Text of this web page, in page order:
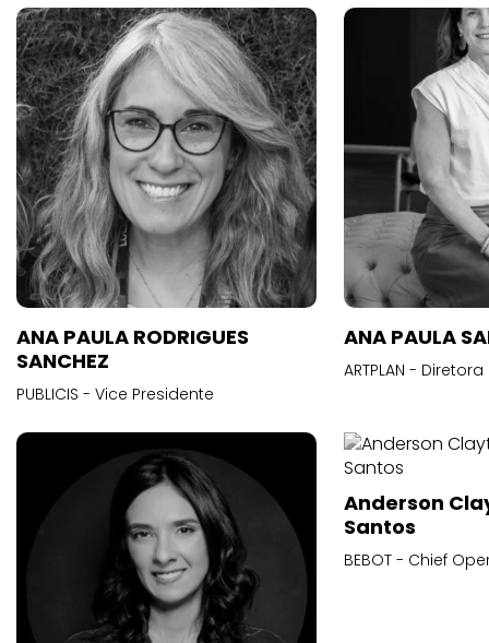
ANA PAULA RODRIGUES
SANCHEZ
PUBLICIS - Vice Presidente
ANA PAULA
ARTPLAN -
Anderson
Santos
BEBOT - Chief